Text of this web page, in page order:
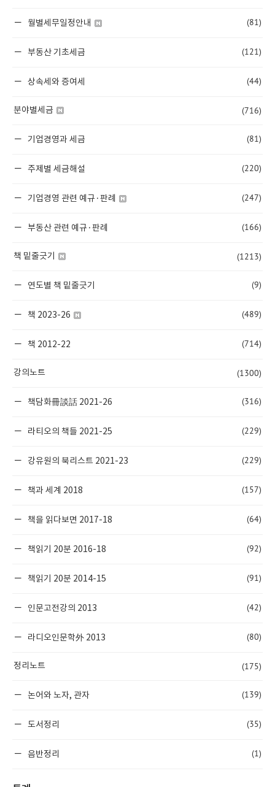
월별세무일정안내 (81)
부동산 기초세금 (121)
상속세와 증여세 (44)
분야별세금 (716)
기업경영과 세금 (81)
주제별 세금해설 (220)
기업경영 관련 예규·판례 (247)
부동산 관련 예규·판례 (166)
책 밑줄긋기 (1213)
연도별 책 밑줄긋기 (9)
책 2023-26 (489)
책 2012-22 (714)
강의노트 (1300)
책담화冊談話 2021-26 (316)
라티오의 책들 2021-25 (229)
강유원의 북리스트 2021-23 (229)
책과 세계 2018 (157)
책을 읽다보면 2017-18 (64)
책읽기 20분 2016-18 (92)
책읽기 20분 2014-15 (91)
인문고전강의 2013 (42)
라디오인문학外 2013 (80)
정리노트 (175)
논어와 노자, 관자 (139)
도서정리 (35)
음반정리 (1)